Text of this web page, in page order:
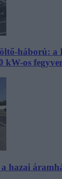
háború: a
kW-os
a hazai